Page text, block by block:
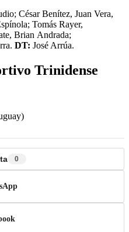
César Benítez, Juan Vera,
Tomás Rayer,
Brian Andrada;
DT: José Arrúa.
Trinidense
0